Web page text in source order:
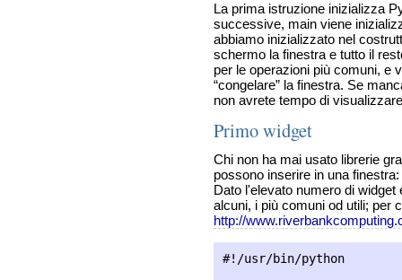
La prima istruzione inizializza
successive, main viene
abbiamo inizializzato nel
schermo la finestra e tutto il
per le operazioni più comuni, e
“congelare” la finestra. Se
non avrete tempo di
Primo widget
Chi non ha mai usato librerie
possono inserire in una
Dato l'elevato numero di
alcuni, i più comuni od utili; per
http://
#!/usr/bin/python